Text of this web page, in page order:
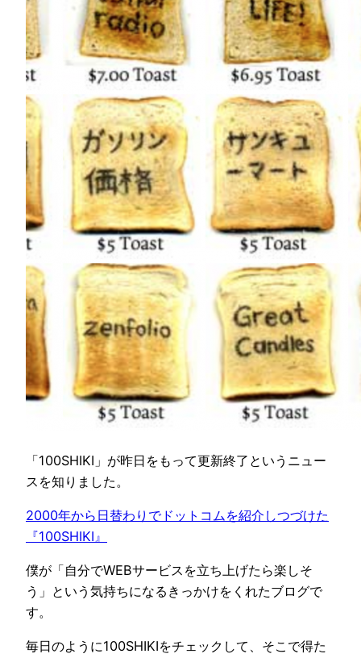
「100SHIKI」が昨日をもって更新終了というニュー
スを知りました。
2000年から日替わりでドットコムを紹介しつづけた
『100SHIKI』
僕が「自分でWEBサービスを立ち上げたら楽しそ
う」という気持ちになるきっかけをくれたブログで
す。
毎日のように100SHIKIをチェックして、そこで得た